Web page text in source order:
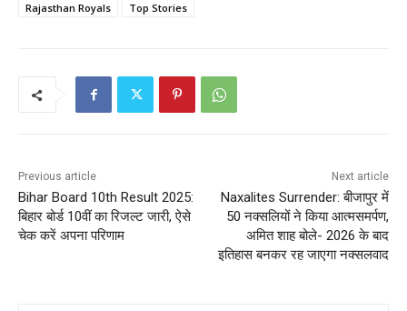
Rajasthan Royals
Top Stories
Previous article
Bihar Board 10th Result 2025:
बिहार बोर्ड 10वीं का रिजल्ट जारी, ऐसे
चेक करें अपना परिणाम
Next article
Naxalites Surrender: बीजापुर में
50 नक्सलियों ने किया आत्मसमर्पण,
अमित शाह बोले- 2026 के बाद
इतिहास बनकर रह जाएगा नक्सलवाद